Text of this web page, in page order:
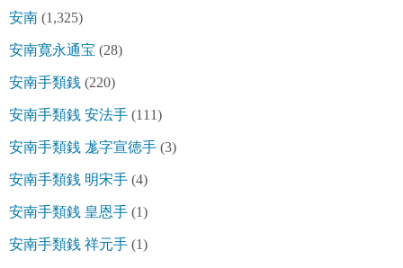
安南 (1,325)
安南寛永通宝 (28)
安南手類銭 (220)
安南手類銭 安法手 (111)
安南手類銭 尨字宣徳手 (3)
安南手類銭 明宋手 (4)
安南手類銭 皇恩手 (1)
安南手類銭 祥元手 (1)